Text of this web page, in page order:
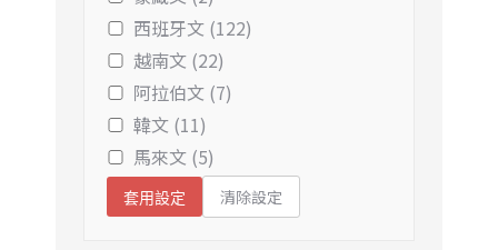
西班牙文 (122)
越南文 (22)
阿拉伯文 (7)
韓文 (11)
馬來文 (5)
套用設定 清除設定